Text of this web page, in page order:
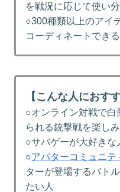
を戦況に応じて使い
○300種類以上のアイ
コーディネートできる
【こんな人におすす
○オンライン対戦で
られる銃撃戦を楽し
○サバゲーが大好きな
○アバターコミュニテ
ターが登場するバト
たい人